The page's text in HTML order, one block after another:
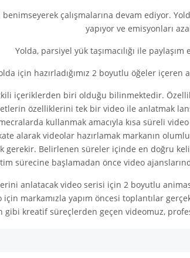
çalışmalarına devam ediyor.
yapıyor ve emisyonları
Yolda, parsiyel yük taşımacılığı ile
için hazırladığımız 2 boyutlu öğeler içeren
içeriklerden biri olduğu bilinmektedir.
özelliklerini tek bir video ile anlatmak
kullanmak amacıyla kısa süreli
alarak videolar hazırlamak markanın
gerekir. Belirlenen süreler içinde en doğru
sürecine başlamadan önce video
anlatacak video serisi için 2 boyutlu
için markamızla yapım öncesi toplantılar
gibi kreatif süreçlerden geçen videomuz,